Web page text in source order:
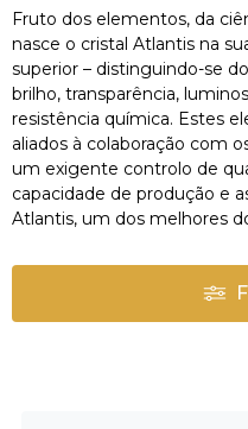
Fruto dos elementos, da
nasce o cristal Atlantis na
superior – distinguindo-se
brilho, transparência,
resistência química. Estes
aliados à colaboração com
um exigente controlo de
capacidade de produção e
Atlantis, um dos melhores